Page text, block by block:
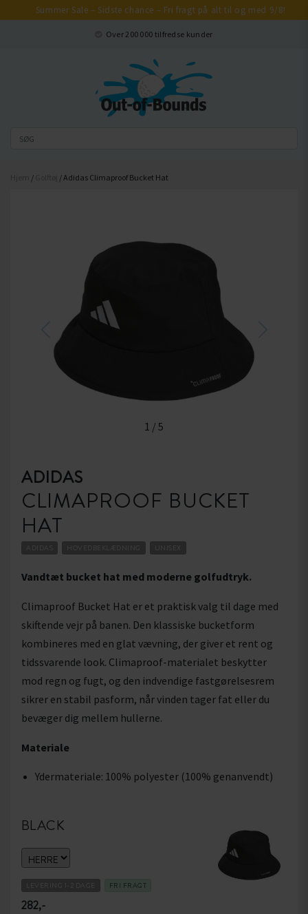
Summer Sale – Sidste chance – Fri fragt på alt til og med 9/8!
Over 200 000 tilfredse kunder
/ / Adidas Climaproof Bucket Hat
1 / 5
ADIDAS
CLIMAPROOF BUCKET
HAT
HOVEDBEKLÆDNING
Vandtæt bucket hat med moderne golfudtryk.
Climaproof Bucket Hat er et praktisk valg til dage med
skiftende vejr på banen. Den klassiske bucketform
kombineres med en glat vævning, der giver et rent og
tidssvarende look. Climaproof-materialet beskytter
mod regn og fugt, og den indvendige fastgørelsesrem
sikrer en stabil pasform, når vinden tager fat eller du
bevæger dig mellem hullerne.
Materiale
Ydermateriale: 100% polyester (100% genanvendt)
BLACK
LEVERING 1-2 DAGE FRI FRAGT
282,-